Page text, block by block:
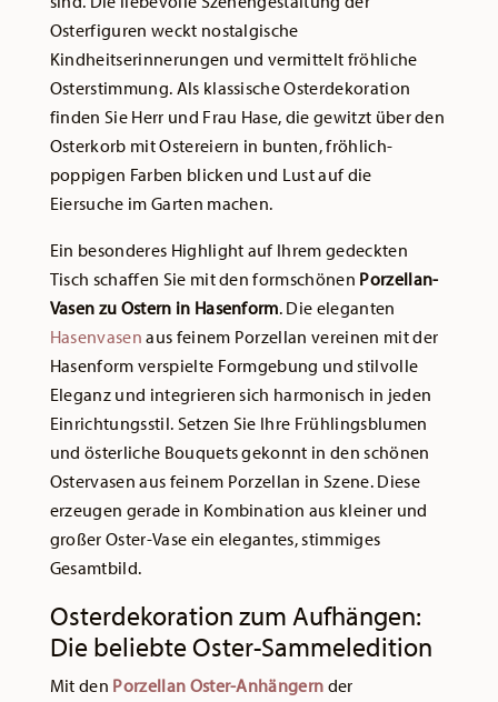
Osterfiguren weckt nostalgische
Kindheitserinnerungen und vermittelt fröhliche
Osterstimmung. Als klassische Osterdekoration
finden Sie Herr und Frau Hase, die gewitzt über den
Osterkorb mit Ostereiern in bunten, fröhlich-
poppigen Farben blicken und Lust auf die
Eiersuche im Garten machen.
Ein besonderes Highlight auf Ihrem gedeckten
Tisch schaffen Sie mit den formschönen Porzellan-
Vasen zu Ostern in Hasenform. Die eleganten
Hasenvasen aus feinem Porzellan vereinen mit der
Hasenform verspielte Formgebung und stilvolle
Eleganz und integrieren sich harmonisch in jeden
Einrichtungsstil. Setzen Sie Ihre Frühlingsblumen
und österliche Bouquets gekonnt in den schönen
Ostervasen aus feinem Porzellan in Szene. Diese
erzeugen gerade in Kombination aus kleiner und
großer Oster-Vase ein elegantes, stimmiges
Gesamtbild.
Osterdekoration zum Aufhängen:
Die beliebte Oster-Sammeledition
Mit den Porzellan Oster-Anhängern der